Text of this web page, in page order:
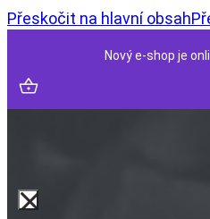
Přeskočit na hlavní obsah
Nový e-shop je